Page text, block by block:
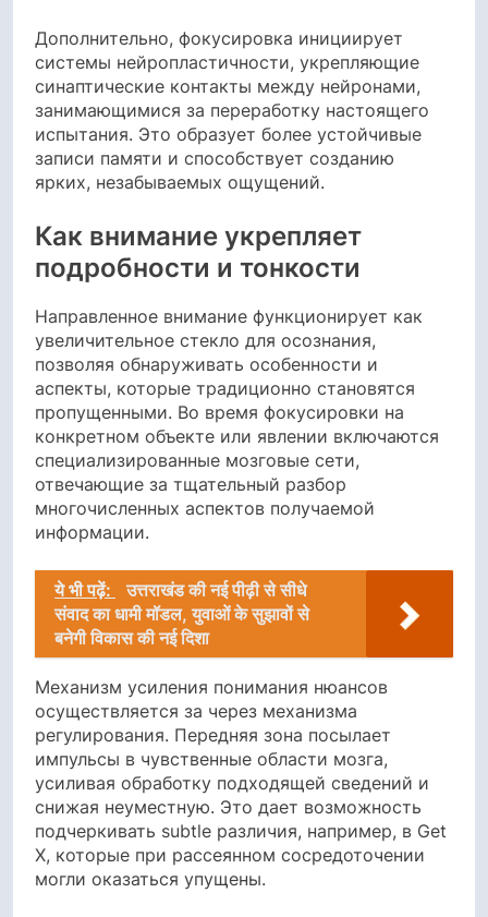
Дополнительно, фокусировка инициирует
системы нейропластичности, укрепляющие
синаптические контакты между нейронами,
занимающимися за переработку настоящего
испытания. Это образует более устойчивые
записи памяти и способствует созданию
ярких, незабываемых ощущений.
Как внимание укрепляет
подробности и тонкости
Направленное внимание функционирует как
увеличительное стекло для осознания,
позволяя обнаруживать особенности и
аспекты, которые традиционно становятся
пропущенными. Во время фокусировки на
конкретном объекте или явлении включаются
специализированные мозговые сети,
отвечающие за тщательный разбор
многочисленных аспектов получаемой
информации.
ये भी पढ़ें:
उत्तराखंड की नई पीढ़ी से सीधे
संवाद का धामी मॉडल, युवाओं के सुझावों से
बनेगी विकास की नई दिशा
Механизм усиления понимания нюансов
осуществляется за через механизма
регулирования. Передняя зона посылает
импульсы в чувственные области мозга,
усиливая обработку подходящей сведений и
снижая неуместную. Это дает возможность
подчеркивать subtle различия, например, в Get
X, которые при рассеянном сосредоточении
могли оказаться упущены.